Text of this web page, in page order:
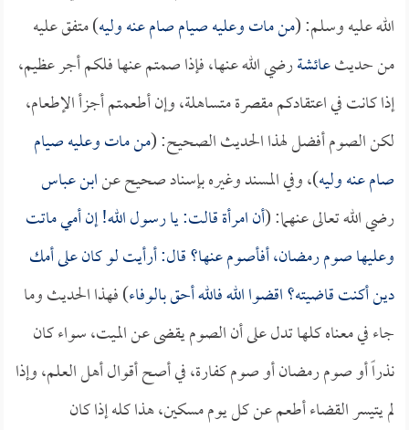
الله عليه وسلم: (من مات وعليه صيام صام عنه وليه) متفق عليه
من حديثعائشةرضي الله عنها، فإذا صمتم عنها فلكم أجر عظيم،
إذا كانت في اعتقادكم مقصرة متساهلة، وإن أطعمتم أجزأ الإطعام،
لكن الصوم أفضل لهذا الحديث الصحيح: (من مات وعليه صيام
صام عنه وليه)، وفي المسند وغيره بإسناد صحيح عنابن عباس
رضي الله تعالى عنهما: (أن امرأة قالت: يا رسول الله! إن أمي ماتت
وعليها صوم رمضان، أفأصوم عنها؟ قال: أرأيت لو كان على أمك
دين أكنت قاضيته؟ اقضوا الله فالله أحق بالوفاء) فهذا الحديث وما
جاء في معناه كلها تدل على أن الصوم يقضى عن الميت، سواء كان
نذراً أو صوم رمضان أو صوم كفارة، في أصح أقوال أهل العلم، وإذا
لم يتيسر القضاء أطعم عن كل يوم مسكين، هذا كله إذا كان